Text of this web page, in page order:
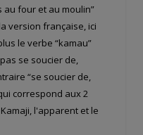
au four et au moulin”
version française, ici
le verbe “kamau”
se soucier de,
“se soucier de,
correspond aux 2
l'apparent et le